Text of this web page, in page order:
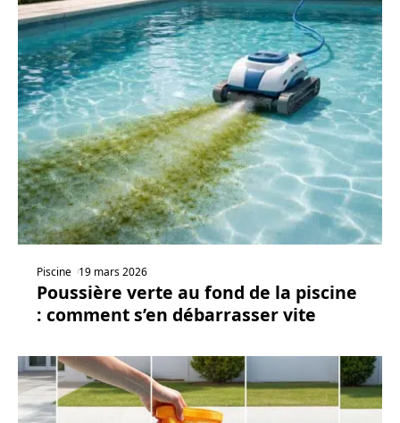
Piscine 19 mars 2026
Poussière verte au fond de la piscine
: comment s’en débarrasser vite